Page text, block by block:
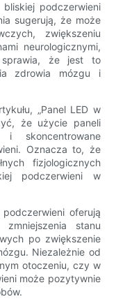
bliskiej podczerwieni
sugerują, że może
zwiększeniu
neurologicznymi,
sprawia, że ​​jest to
zdrowia mózgu i
„Panel LED w
że użycie paneli
skoncentrowane
Oznacza to, że
fizjologicznych
podczerwieni w
oferują
stanu
po zwiększenie
Niezależnie od
otoczeniu, czy w
może pozytywnie